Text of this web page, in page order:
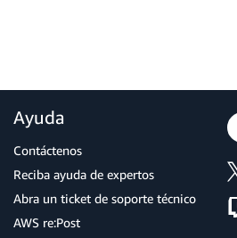
Ayuda
Contáctenos
Reciba ayuda de expertos
Abra un ticket de soporte técnico
AWS re:Post